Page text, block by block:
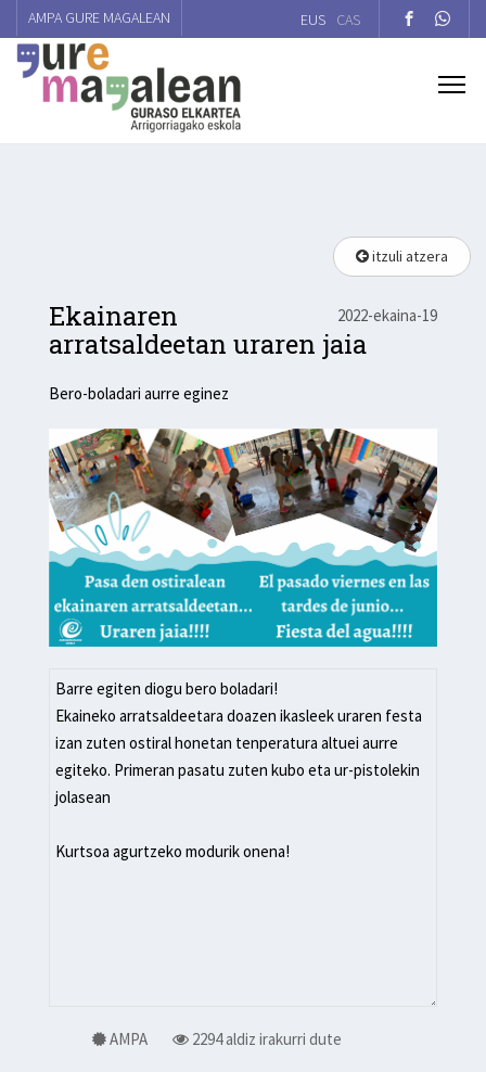
AMPA GURE MAGALEAN EUS CAS
itzuli atzera
2022-ekaina-19
Ekainaren
arratsaldeetan uraren jaia
Bero-boladari aurre eginez
AMPA 2294 aldiz irakurri dute